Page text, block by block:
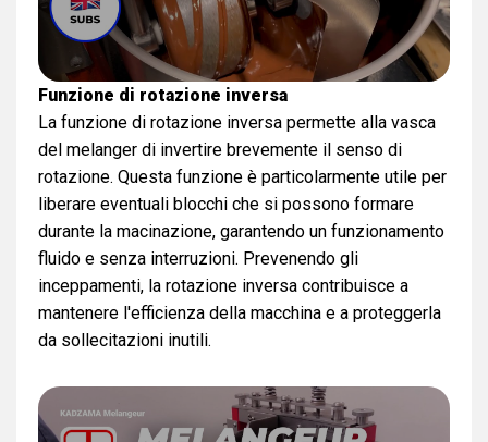
Funzione di rotazione inversa
La funzione di rotazione inversa permette alla vasca
del melanger di invertire brevemente il senso di
rotazione. Questa funzione è particolarmente utile per
liberare eventuali blocchi che si possono formare
durante la macinazione, garantendo un funzionamento
fluido e senza interruzioni. Prevenendo gli
inceppamenti, la rotazione inversa contribuisce a
mantenere l'efficienza della macchina e a proteggerla
da sollecitazioni inutili.